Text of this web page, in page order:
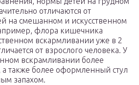
отличаются от
на смешанном и искусственном
флора кишечника
вскармливании уже в 2
от взрослого человека. У
вскрамливании более
а также более оформленный стул
запахом.